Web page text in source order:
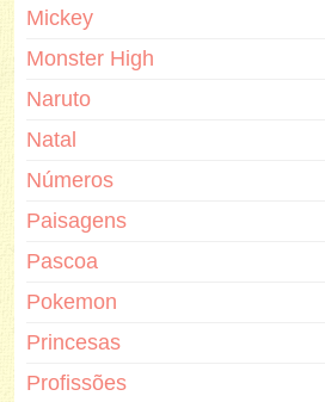
Mickey
Monster High
Naruto
Natal
Números
Paisagens
Pascoa
Pokemon
Princesas
Profissões